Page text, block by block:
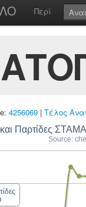
Περί
4256069 | Τέλος
Παρτίδες
Source: